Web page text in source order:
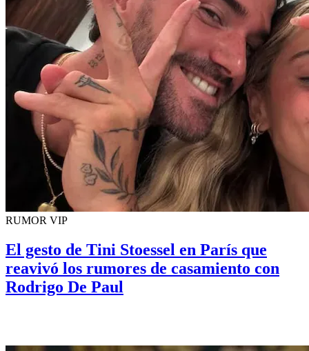
RUMOR VIP
El gesto de Tini Stoessel en París que
reavivó los rumores de casamiento con
Rodrigo De Paul